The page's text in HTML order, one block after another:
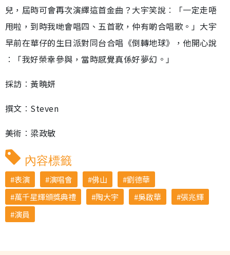
兒，屆時可會再次演繹這首金曲？大宇笑說︰「一定走唔
甩啦，到時我哋會唱四、五首歌，仲有啲合唱歌。」大宇
早前在華仔的生日派對同台合唱《倒轉地球》，他開心說
︰「我好榮幸參與，當時感覺真係好夢幻。」
採訪︰黃曉妍
撰文︰Steven
美術︰梁政敏
內容標籤
表演 演唱會 佛山
劉德華
萬千星輝頒獎典禮
陶大宇 吳啟華
張兆輝
演員